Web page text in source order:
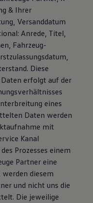
& Ihrer
Versanddatum
Anrede, Titel,
Fahrzeug-
Diese
erfolgt auf der
eines
Daten werden
mit
Kanal
Prozesses einem
Partner eine
diesem
und nicht uns die
Die jeweilige